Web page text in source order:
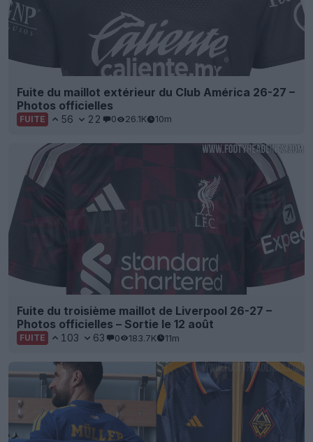
Fuite du maillot extérieur du Club América 26-27 –
Photos officielles
FUITE 56 22 0 26.1K 10m
Fuite du troisième maillot de Liverpool 26-27 –
Photos officielles – Sortie le 12 août
FUITE 103 63 0 183.7K 11m